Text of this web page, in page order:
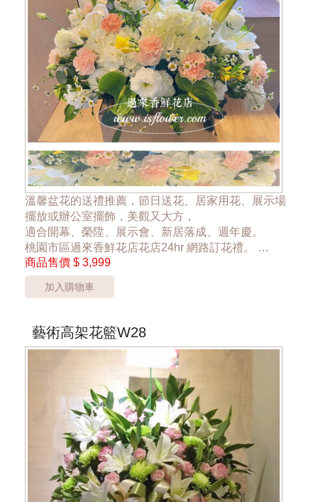
溫馨盆花的送禮推薦，節日送花、居家用花、展示場
擺放或辦公室擺飾，美觀又大方，
適合開幕、榮陞、展示會、新居落成、週年慶。
桃園市區過來香鮮花店花店24hr 網路訂花禮。
~黃色小花依實際花材替換~
大盆5288元~
**此商品只提供桃園市內運送**
***商品的花器與花材依當季花材實際狀況調整***
商品售價 $ 3,999
加入購物車
藝術高架花籃W28